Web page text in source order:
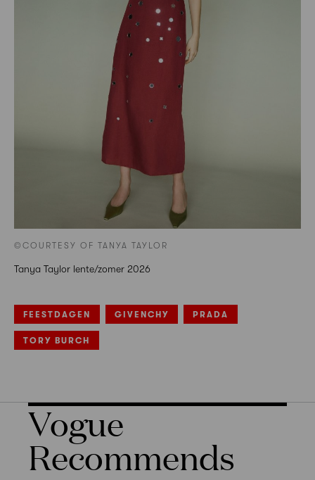
©COURTESY OF TANYA TAYLOR
Tanya Taylor lente/zomer 2026
FEESTDAGEN GIVENCHY PRADA
TORY BURCH
Vogue
Recommends